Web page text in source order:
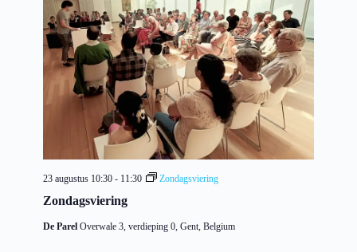
Zondagsviering
23 augustus 10:30 - 11:30 Zondagsviering
De Parel Overwale 3, verdieping 0, Gent, Belgium